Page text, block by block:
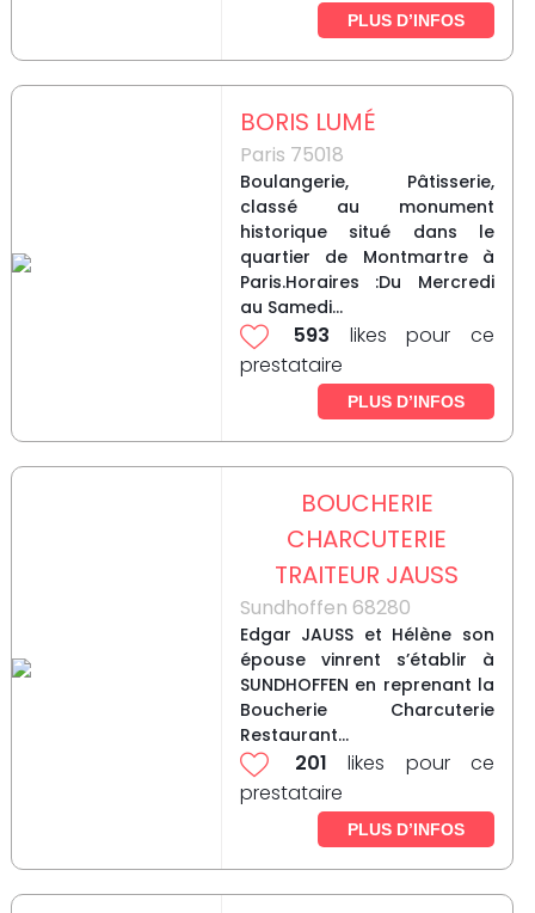
PLUS D’INFOS
BORIS LUMÉ
Paris 75018
Boulangerie, Pâtisserie,
classé au monument
historique situé dans le
quartier de Montmartre à
Paris.Horaires :Du Mercredi
au Samedi...
593 likes pour ce
prestataire
PLUS D’INFOS
BOUCHERIE
CHARCUTERIE
TRAITEUR JAUSS
Sundhoffen 68280
Edgar JAUSS et Hélène son
épouse vinrent s’établir à
SUNDHOFFEN en reprenant la
Boucherie Charcuterie
Restaurant...
201 likes pour ce
prestataire
PLUS D’INFOS